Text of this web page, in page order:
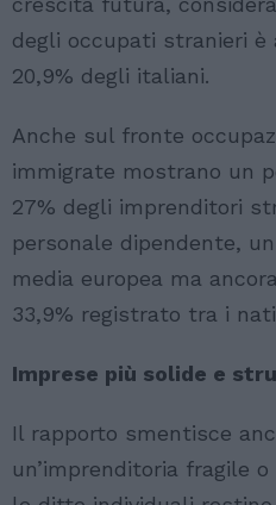
degli occupati stranieri
20,9% degli italiani.
Anche sul fronte
immigrate mostrano un
27% degli imprenditori
personale dipendente,
media europea ma
33,9% registrato tra i
Imprese più solide e
Il rapporto smentisce
un’imprenditoria fragile